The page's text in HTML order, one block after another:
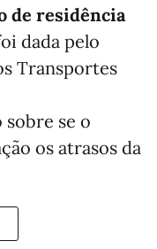
de residência
dada pelo
Transportes
se o
os atrasos da